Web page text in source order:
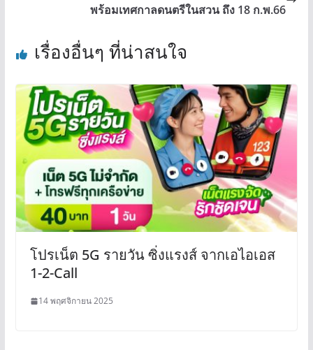
พร้อมเทศกาลดนตรีในสวน ถึง 18 ก.พ.66
เรื่องอื่นๆ ที่น่าสนใจ
โปรเน็ต 5G รายวัน ซิ่งแรงส์ จากเอไอเอส
1-2-Call
14 พฤศจิกายน 2025